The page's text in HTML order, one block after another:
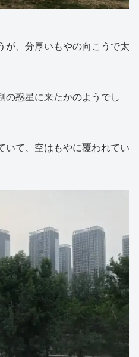
が、分厚いもやの向こうで太
の惑星に来たかのようでし
いて、空はもやに覆われてい